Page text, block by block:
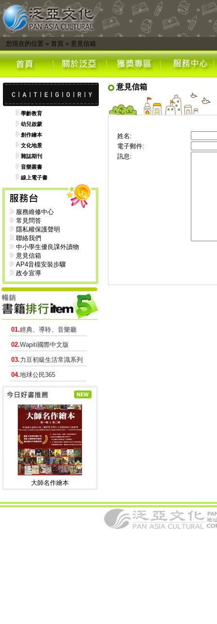
您現在的位置 » 首頁 » 意見信箱
學齡教育
幼兒啟蒙
創作繪本
文化地景
雜誌期刊
音樂叢書
線上電子書
服務維修中心
常見問答
隱私權保護聲明
聯絡我們
中小學生優良課外讀物
意見信箱
AP4音檔安裝步驟
政令宣導
01.經典、導聆、音樂廳
02.Wapiti國際中文版
03.力豆初級生活常識系列
04.地球公民365
大師名作繪本
意見信箱
姓名:
電子郵件:
訊息: